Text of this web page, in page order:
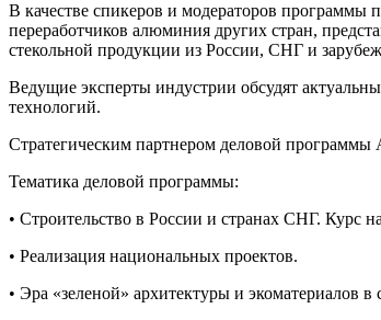
В качестве спикеров и модераторов
переработчиков алюминия других стран,
стекольной продукции из России, СНГ и
Ведущие эксперты индустрии обсудят
технологий.
Стратегическим партнером деловой программы
Тематика деловой программы:
• Строительство в России и странах СНГ. Курс
• Реализация национальных проектов.
• Эра «зеленой» архитектуры и экоматериалов в